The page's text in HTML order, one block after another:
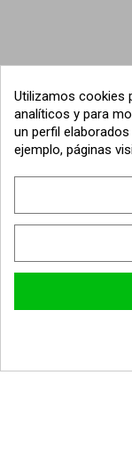
Información
Utilizamos cookies
analíticos y para
un perfil
ejemplo, páginas